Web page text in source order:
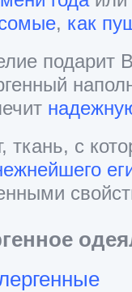
, как
подарит
ткань, с